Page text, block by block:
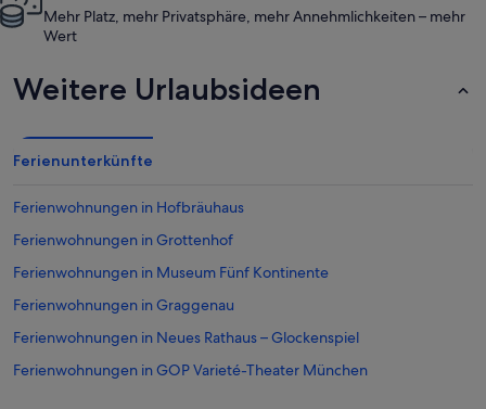
Mehr Platz, mehr Privatsphäre, mehr Annehmlichkeiten – mehr
Wert
Weitere Urlaubsideen
Ferienunterkünfte
Ferienwohnungen in Hofbräuhaus
Ferienwohnungen in Grottenhof
Ferienwohnungen in Museum Fünf Kontinente
Ferienwohnungen in Graggenau
Ferienwohnungen in Neues Rathaus – Glockenspiel
Ferienwohnungen in GOP Varieté-Theater München